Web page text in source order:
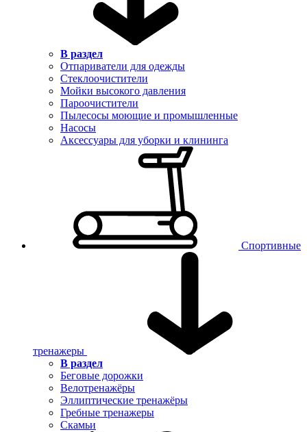
В раздел
Отпариватели для одежды
Стеклоочистители
Мойки высокого давления
Пароочистители
Пылесосы моющие и промышленные
Насосы
Аксессуары для уборки и клининга
Спортивные
тренажеры
В раздел
Беговые дорожки
Велотренажёры
Эллиптические тренажёры
Гребные тренажеры
Скамьи